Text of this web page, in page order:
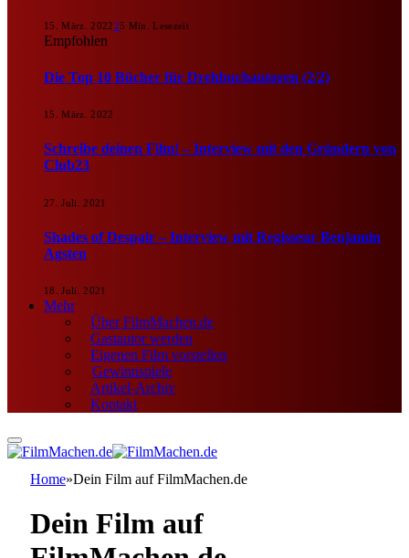
15. März. 202225 Min. Lesezeit
Empfohlen
Die Top 10 Bücher für Drehbuchautoren (2/2)
15. März. 2022
Schreibe deinen Film! – Interview mit den Gründern von
Club23
27. Juli. 2021
Shades of Despair – Interview mit Regisseur Benjamin
Agsten
18. Juli. 2021
Mehr
Über FilmMachen.de
Gastautor werden
Eigenen Film vorstellen
Gewinnspiele
Artikel-Archiv
Kontakt
Home»Dein Film auf FilmMachen.de
Dein Film auf